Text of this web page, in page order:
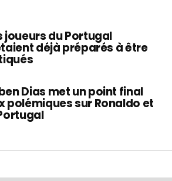
joueurs du Portugal
déjà préparés à être
Dias met un point final
polémiques sur Ronaldo et